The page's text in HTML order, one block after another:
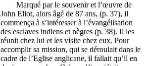
Marqué par le souvenir et l’œuvre de
John Eliot, alors âgé de 87 ans, (p. 37), il
commença à s’intéresser à l’évangélisation
des esclaves indiens et nègres (p. 38). Il les
réunit chez lui et les visite chez eux. Pour
accomplir sa mission, qui se déroulait dans le
cadre de l’Eglise anglicane, il fallait qu’il en